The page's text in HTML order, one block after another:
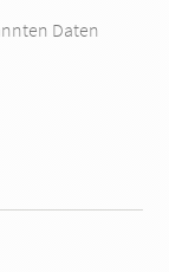
Daten